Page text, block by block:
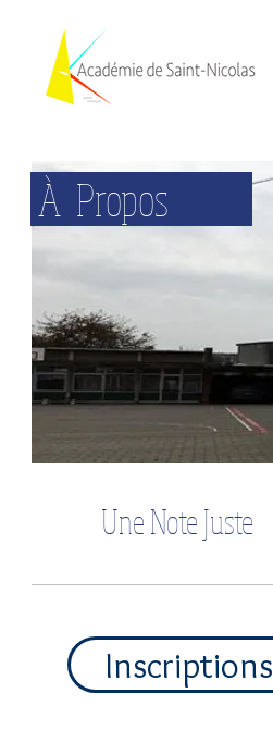
À Propos
Une Note Juste
Inscriptions